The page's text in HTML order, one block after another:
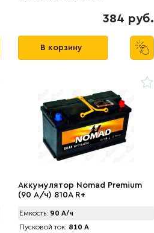
384 руб.
В корзину
Аккумулятор Nomad Premium
(90 А/ч) 810A R+
Емкость: 90 А/ч
Пусковой ток: 810 А